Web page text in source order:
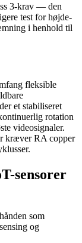
3-krav — den
test for højde-
i henhold til
fleksible
et stabiliseret
rotation
videosignaler.
kræver RA copper
sensorer
som
og